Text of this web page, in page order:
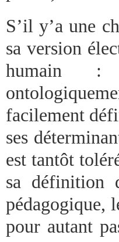
S’il y’a une
sa version
humain :
facilement
ses
est tantôt
sa définition
pédagogique,
pour autant